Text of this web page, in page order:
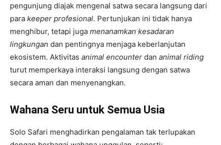
pengunjung diajak mengenal satwa secara langsung dari
para keeper profesional. Pertunjukan ini tidak hanya
menghibur, tetapi juga menanamkan kesadaran
lingkungan dan pentingnya menjaga keberlanjutan
ekosistem. Aktivitas animal encounter dan animal riding
turut memperkaya interaksi langsung dengan satwa
secara aman dan menyenangkan.
Wahana Seru untuk Semua Usia
Solo Safari menghadirkan pengalaman tak terlupakan